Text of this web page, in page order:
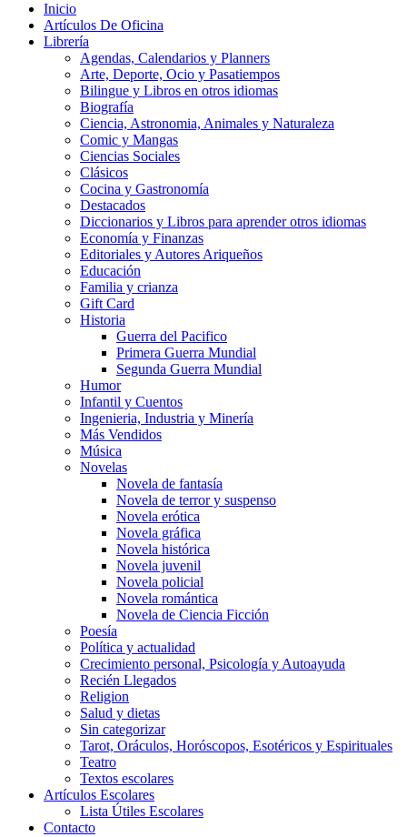
Inicio
Artículos De Oficina
Librería
Agendas, Calendarios y Planners
Arte, Deporte, Ocio y Pasatiempos
Bilingue y Libros en otros idiomas
Biografía
Ciencia, Astronomia, Animales y Naturaleza
Comic y Mangas
Ciencias Sociales
Clásicos
Cocina y Gastronomía
Destacados
Diccionarios y Libros para aprender otros idiomas
Economía y Finanzas
Editoriales y Autores Ariqueños
Educación
Familia y crianza
Gift Card
Historia
Guerra del Pacifico
Primera Guerra Mundial
Segunda Guerra Mundial
Humor
Infantil y Cuentos
Ingenieria, Industria y Minería
Más Vendidos
Música
Novelas
Novela de fantasía
Novela de terror y suspenso
Novela erótica
Novela gráfica
Novela histórica
Novela juvenil
Novela policial
Novela romántica
Novela de Ciencia Ficción
Poesía
Política y actualidad
Crecimiento personal, Psicología y Autoayuda
Recién Llegados
Religion
Salud y dietas
Sin categorizar
Tarot, Oráculos, Horóscopos, Esotéricos y Espirituales
Teatro
Textos escolares
Artículos Escolares
Lista Útiles Escolares
Contacto